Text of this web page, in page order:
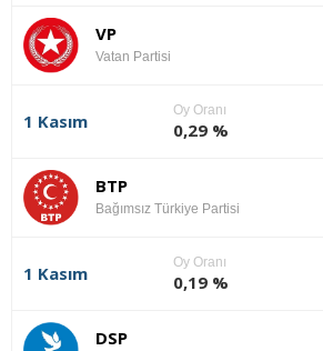
VP
Vatan Partisi
1 Kasım
Oy Oranı
0,29 %
BTP
Bağımsız Türkiye Partisi
1 Kasım
Oy Oranı
0,19 %
DSP